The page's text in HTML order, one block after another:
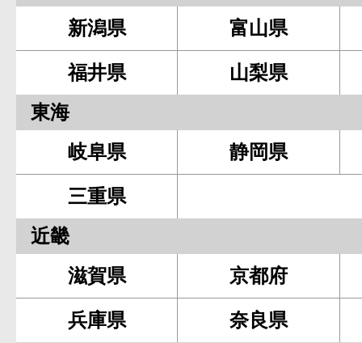
新潟県
富山県
福井県
山梨県
東海
岐阜県
静岡県
三重県
近畿
滋賀県
京都府
兵庫県
奈良県